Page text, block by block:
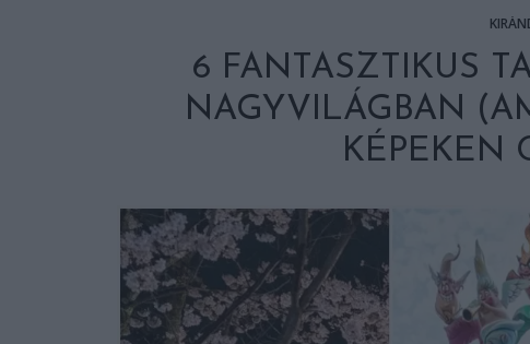
6 FANTASZTIKUS
NAGYVILÁGBAN
KÉPEKEN